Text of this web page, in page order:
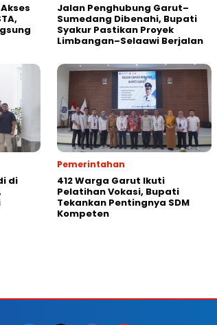
Jalan Penghubung Garut–
Sumedang Dibenahi, Bupati
Syakur Pastikan Proyek
Limbangan–Selaawi Berjalan
di
Pemerintahan
412 Warga Garut Ikuti
Pelatihan Vokasi, Bupati
Tekankan Pentingnya SDM
Kompeten